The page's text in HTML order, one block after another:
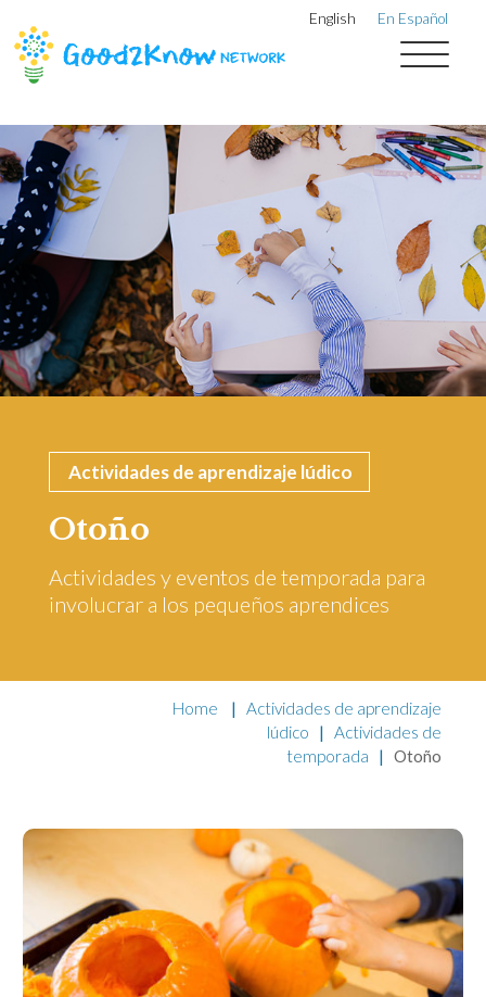
English En Español
Actividades de aprendizaje lúdico
Otoño
Actividades y eventos de temporada para
involucrar a los pequeños aprendices
Home |
Actividades de aprendizaje
lúdico
|
Actividades de
temporada
| Otoño